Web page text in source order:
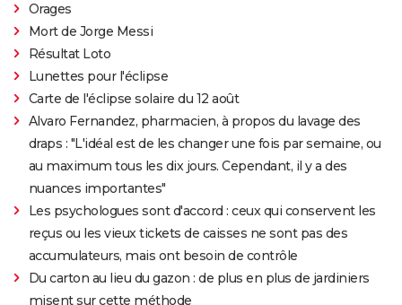
Orages
Mort de Jorge Messi
Résultat Loto
Lunettes pour l'éclipse
Carte de l'éclipse solaire du 12 août
Alvaro Fernandez, pharmacien, à propos du lavage des
draps : "L'idéal est de les changer une fois par semaine, ou
au maximum tous les dix jours. Cependant, il y a des
nuances importantes"
Les psychologues sont d'accord : ceux qui conservent les
reçus ou les vieux tickets de caisses ne sont pas des
accumulateurs, mais ont besoin de contrôle
Du carton au lieu du gazon : de plus en plus de jardiniers
misent sur cette méthode